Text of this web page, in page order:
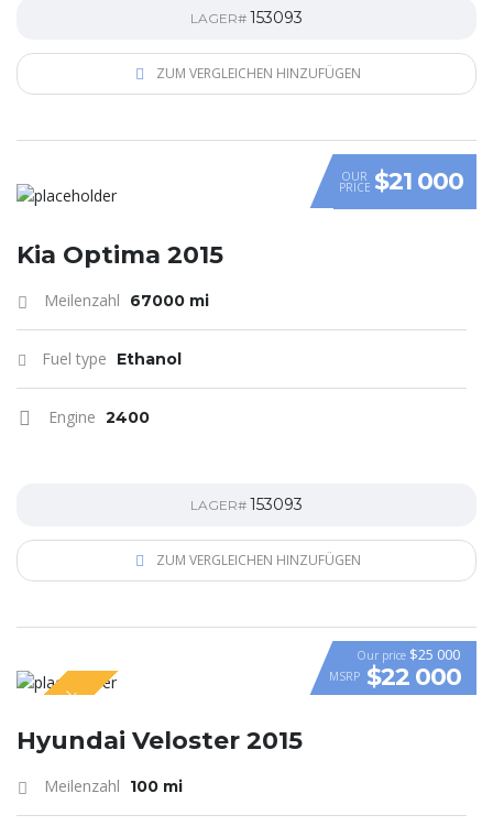
LAGER# 153093
ZUM VERGLEICHEN HINZUFÜGEN
OUR
PRICE $21 000
Kia Optima 2015
Meilenzahl 67000 mi
Fuel type Ethanol
Engine 2400
LAGER# 153093
ZUM VERGLEICHEN HINZUFÜGEN
VIDEO
SPECIAL
Our price $25 000
MSRP $22 000
Hyundai Veloster 2015
Meilenzahl 100 mi